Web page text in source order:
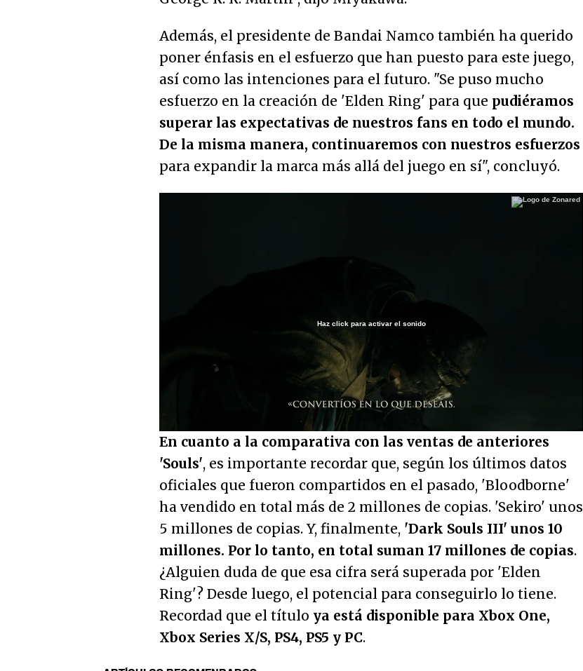
Además, el presidente de Bandai Namco también ha querido
poner énfasis en el esfuerzo que han puesto para este juego,
así como las intenciones para el futuro. "Se puso mucho
esfuerzo en la creación de 'Elden Ring' para que pudiéramos
superar las expectativas de nuestros fans en todo el mundo.
De la misma manera, continuaremos con nuestros esfuerzos
para expandir la marca más allá del juego en sí", concluyó.
/
Haz click para activar el sonido
En cuanto a la comparativa con las ventas de anteriores
'Souls', es importante recordar que, según los últimos datos
oficiales que fueron compartidos en el pasado, 'Bloodborne'
ha vendido en total más de 2 millones de copias. 'Sekiro' unos
5 millones de copias. Y, finalmente, 'Dark Souls III' unos 10
millones. Por lo tanto, en total suman 17 millones de copias.
¿Alguien duda de que esa cifra será superada por 'Elden
Ring'? Desde luego, el potencial para conseguirlo lo tiene.
Recordad que el título ya está disponible para Xbox One,
Xbox Series X/S, PS4, PS5 y PC.